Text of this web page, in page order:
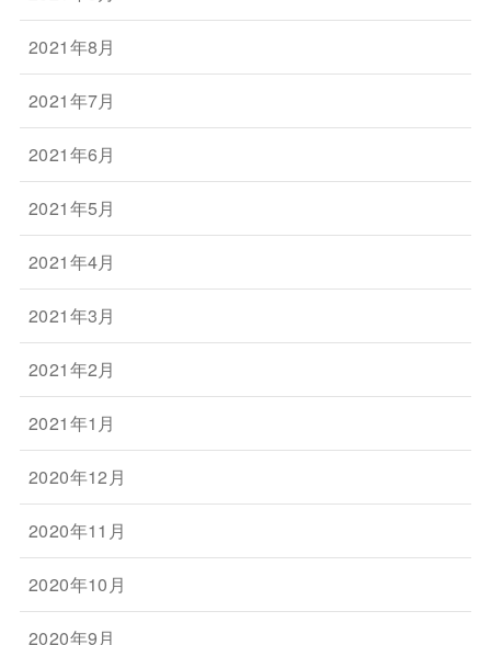
2021年8月
2021年7月
2021年6月
2021年5月
2021年4月
2021年3月
2021年2月
2021年1月
2020年12月
2020年11月
2020年10月
2020年9月